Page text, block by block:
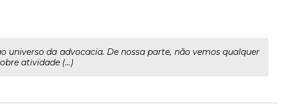
universo da advocacia. De nossa parte, não vemos qualquer
atividade (...)